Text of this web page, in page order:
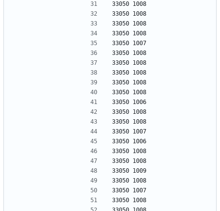
33050 1008
33050 1008
33050 1008
33050 1008
33050 1007
33050 1008
33050 1008
33050 1008
33050 1008
33050 1008
33050 1006
33050 1008
33050 1008
33050 1007
33050 1006
33050 1008
33050 1008
33050 1009
33050 1008
33050 1007
33050 1008